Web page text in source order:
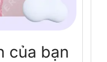
của bạn